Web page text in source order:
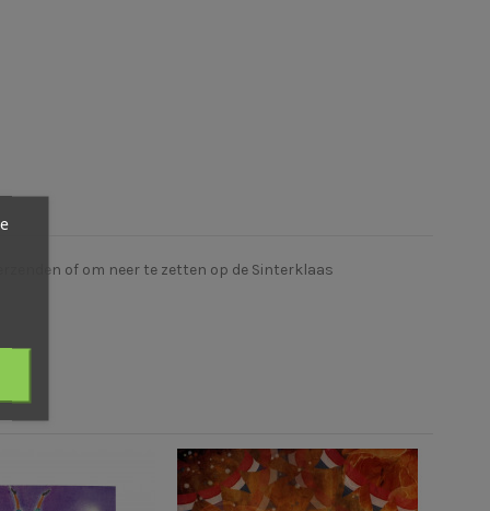
of om neer te zetten op de Sinterklaas